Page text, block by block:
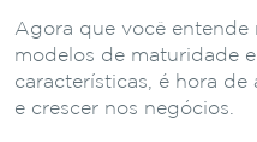
Agora que você entende
modelos de maturidade
características, é hora
e crescer nos negócios.